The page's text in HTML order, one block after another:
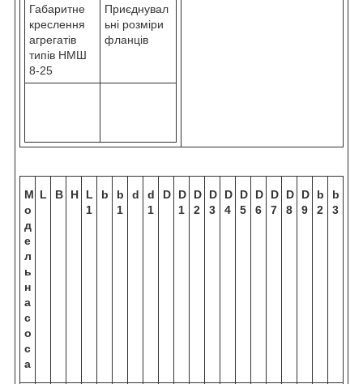
Габаритне
креслення
агрегатів
типів НМШ
8-25
Приєднувал
ьні розміри
фланців
М
о
д
е
л
ь
н
а
с
о
с
а
L B H
L
1
b
b
1
d
d
1
D
D
1
D
2
D
3
D
4
D
5
D
6
D
7
D
8
D
9
b
2
b
3